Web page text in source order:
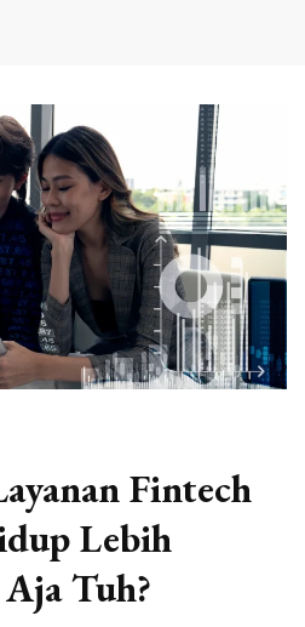
Fintech
Lebih
Aja Tuh?